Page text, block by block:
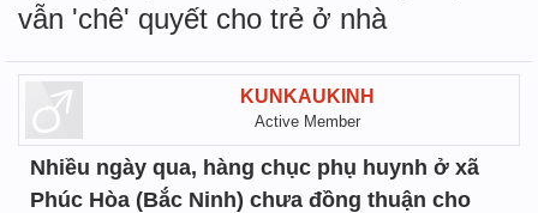
vẫn 'chê' quyết cho trẻ ở nhà
KUNKÁUKỈNH
Active Member
Nhiều ngày qua, hàng chục phụ huynh ở xã
Phúc Hòa (Bắc Ninh) chưa đồng thuận cho